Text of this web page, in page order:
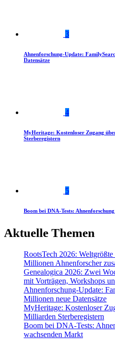
3
Ahnenforschung-Update:
Datensätze
4
MyHeritage: Kostenloser Zugang
Sterberegistern
5
Boom bei DNA-Tests:
Aktuelle Themen
RootsTech 2026:
Millionen Ahnenforscher
Genealogica 2026: Zwei
mit Vorträgen, Workshops
Ahnenforschung-Update:
Millionen neue Datensätze
MyHeritage: Kostenloser
Milliarden Sterberegistern
Boom bei DNA-Tests:
wachsenden Markt